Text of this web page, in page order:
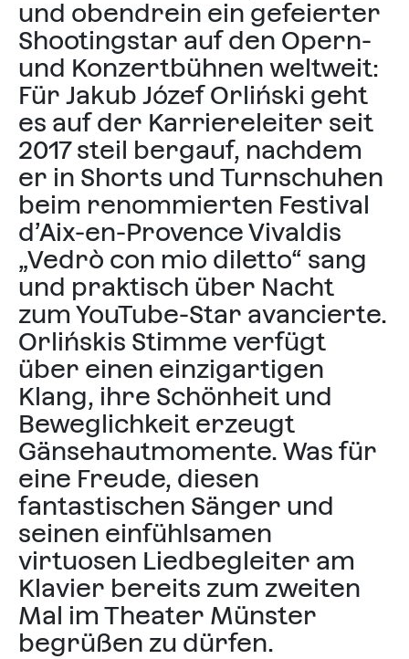
und obendrein ein gefeierter
Shootingstar auf den Opern-
und Konzertbühnen weltweit:
Für Jakub Józef Orliński geht
es auf der Karriereleiter seit
2017 steil bergauf, nachdem
er in Shorts und Turnschuhen
beim renommierten Festival
d’Aix-en-Provence Vivaldis
„Vedrò con mio diletto“ sang
und praktisch über Nacht
zum YouTube-Star avancierte.
Orlińskis Stimme verfügt
über einen einzigartigen
Klang, ihre Schönheit und
Beweglichkeit erzeugt
Gänsehautmomente. Was für
eine Freude, diesen
fantastischen Sänger und
seinen einfühlsamen
virtuosen Liedbegleiter am
Klavier bereits zum zweiten
Mal im Theater Münster
begrüßen zu dürfen.